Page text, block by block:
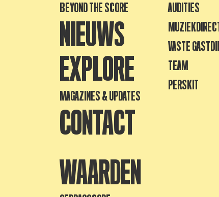
BEYOND THE SCORE
NIEUWS
EXPLORE
MAGAZINES & UPDATES
CONTACT
AUDITIES
VASTE
TEAM
PERSKIT
WAARDEN